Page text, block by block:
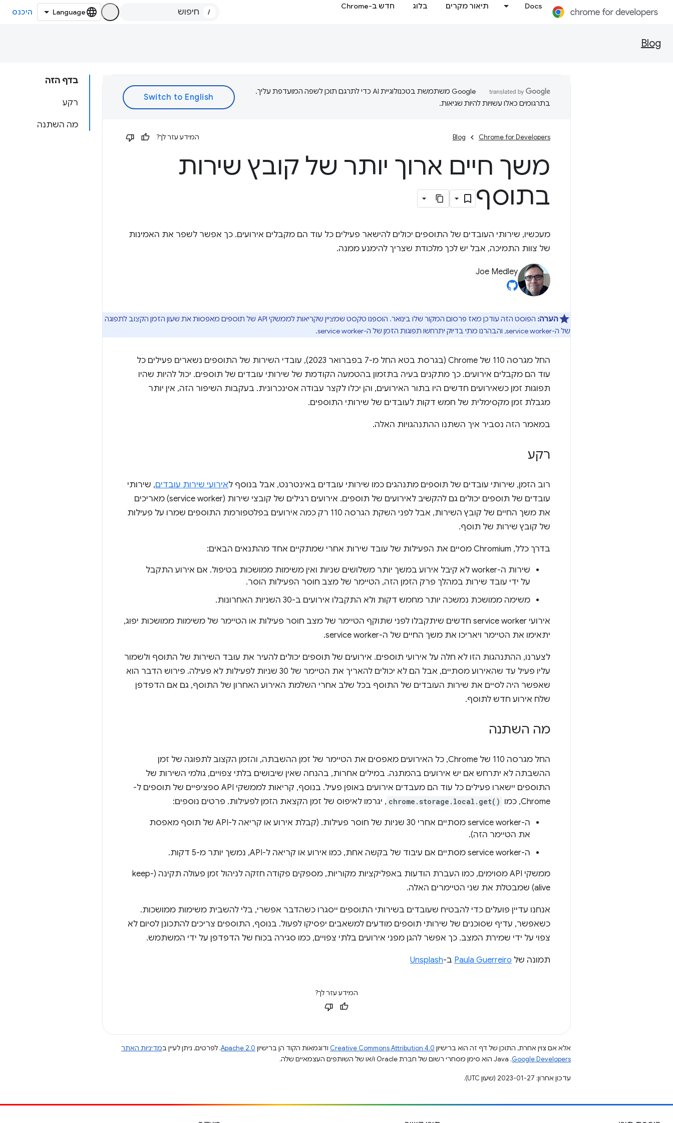
Docs תיאור מקרים בלוג חדש ב-Chrome
/ היכנס
Blog
בדף הזה
רקע
מה השתנה
‫Google משתמשת בטכנולוגיית AI כדי לתרגם תוכן לשפה המועדפת עליך.
בתרגומים כאלו עשויות להיות שגיאות.
Chrome for Developers
Blog המידע עזר לך?
משך חיים ארוך יותר של קובץ שירות
בתוסף
מעכשיו, שירותי העובדים של התוספים יכולים להישאר פעילים כל עוד הם מקבלים אירועים. כך אפשר לשפר את האמינות
של צוות התמיכה, אבל יש לכך מלכודת שצריך להימנע ממנה.
Joe Medley
הערה:
הפוסט הזה עודכן מאז פרסום המקור שלו בינואר. הוספנו טקסט שמציין שקריאות לממשקי API של תוספים מאפסות את שעון הזמן הקצוב לתפוגה
של ה-service worker, והבהרנו מתי בדיוק יתרחשו תפוגות הזמן של ה-service worker.
החל מגרסה 110 של Chrome (בגרסת בטא החל מ-7 בפברואר 2023), עובדי השירות של התוספים נשארים פעילים כל
עוד הם מקבלים אירועים. כך מתקנים בעיה בתזמון בהטמעה הקודמת של שירותי עובדים של תוספים. יכול להיות שהיו
תפוגות זמן כשאירועים חדשים היו בתור האירועים, והן יכלו לקצר עבודה אסינכרונית. בעקבות השיפור הזה, אין יותר
מגבלת זמן מקסימלית של חמש דקות לעובדים של שירותי התוספים.
במאמר הזה נסביר איך השתנו ההתנהגויות האלה.
רקע
רוב הזמן, שירותי עובדים של תוספים מתנהגים כמו שירותי עובדים באינטרנט, אבל בנוסף לאירועי שירות עובדים, שירותי
עובדים של תוספים יכולים גם להקשיב לאירועים של תוספים. אירועים רגילים של קובצי שירות (service worker) מאריכים
את משך החיים של קובץ השירות, אבל לפני השקת הגרסה 110 רק כמה אירועים בפלטפורמת התוספים שמרו על פעילות
של קובץ שירות של תוסף.
בדרך כלל, Chromium מסיים את הפעילות של עובד שירות אחרי שמתקיים אחד מהתנאים הבאים:
שירות ה-worker לא קיבל אירוע במשך יותר משלושים שניות ואין משימות ממושכות בטיפול. אם אירוע התקבל
על ידי עובד שירות במהלך פרק הזמן הזה, הטיימר של מצב חוסר הפעילות הוסר.
משימה ממושכת נמשכה יותר מחמש דקות ולא התקבלו אירועים ב-30 השניות האחרונות.
אירועי service worker חדשים שיתקבלו לפני שתוקף הטיימר של מצב חוסר פעילות או הטיימר של משימות ממושכות יפוג,
יתאימו את הטיימר ויאריכו את משך החיים של ה-service worker.
לצערנו, ההתנהגות הזו לא חלה על אירועי תוספים. אירועים של תוספים יכולים להעיר את עובד השירות של התוסף ולשמור
עליו פעיל עד שהאירוע מסתיים, אבל הם לא יכולים להאריך את הטיימר של 30 שניות לפעילות לא פעילה. פירוש הדבר הוא
שאפשר היה לסיים את שירות העובדים של התוסף בכל שלב אחרי השלמת האירוע האחרון של התוסף, גם אם הדפדפן
שלח אירוע חדש לתוסף.
מה השתנה
החל מגרסה 110 של Chrome, כל האירועים מאפסים את הטיימר של זמן ההשבתה, והזמן הקצוב לתפוגה של זמן
ההשבתה לא יתרחש אם יש אירועים בהמתנה. במילים אחרות, בהנחה שאין שיבושים בלתי צפויים, גולמי השירות של
התוספים יישארו פעילים כל עוד הם מעבדים אירועים באופן פעיל. בנוסף, קריאות לממשקי API ספציפיים של תוספים ל-
Chrome, כמו
chrome.storage.local.get() , יגרמו לאיפוס של זמן הקצאת הזמן לפעילות. פרטים נוספים:
ה-service worker מסתיים אחרי 30 שניות של חוסר פעילות. (קבלת אירוע או קריאה ל-API של תוסף מאפסת
את הטיימר הזה).
ה-service worker מסתיים אם עיבוד של בקשה אחת, כמו אירוע או קריאה ל-API, נמשך יותר מ-5 דקות.
ממשקי API מסוימים, כמו העברת הודעות באפליקציות מקוריות, מספקים פקודה חזקה לניהול זמן פעולה תקינה (keep-
alive) שמבטלת את שני הטיימרים האלה.
אנחנו עדיין פועלים כדי להבטיח שעובדים בשירותי התוספים ייסגרו כשהדבר אפשרי, בלי להשבית משימות ממושכות.
כשאפשר, עדיף שסוכנים של שירותי תוספים מודעים למשאבים יפסיקו לפעול. בנוסף, התוספים צריכים להתכונן לסיום לא
צפוי על ידי שמירת המצב. כך אפשר להגן מפני אירועים בלתי צפויים, כמו סגירה בכוח של הדפדפן על ידי המשתמש.
תמונה של Paula Guerreiro ב-Unsplash
המידע עזר לך?
אלא אם צוין אחרת, התוכן של דף זה הוא ברישיון Creative Commons Attribution 4.0 ודוגמאות הקוד הן ברישיון Apache 2.0. לפרטים, ניתן לעיין במדיניות האתר
Google Developers‏.‏ Java הוא סימן מסחרי רשום של חברת Oracle ו/או של השותפים העצמאיים שלה.
עדכון אחרון: 2023-01-27 (שעון UTC).